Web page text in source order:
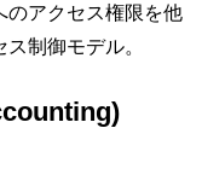
のアクセス権限を他
制御モデル。